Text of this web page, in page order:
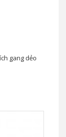
gang dẻo